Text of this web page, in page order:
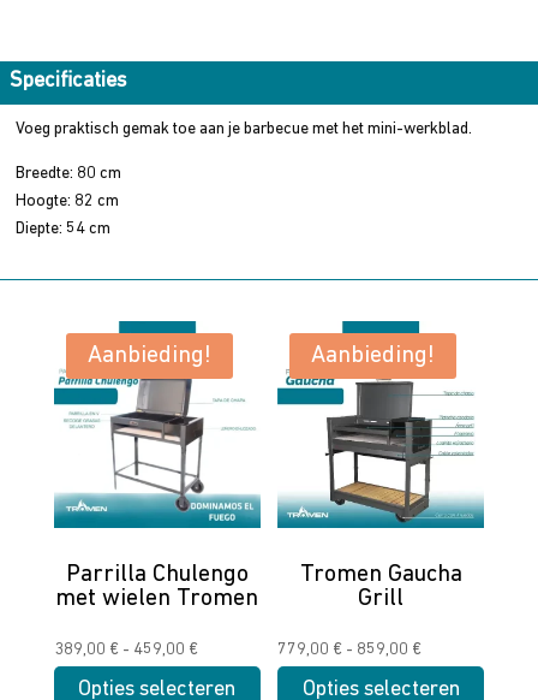
Specificaties
Voeg praktisch gemak toe aan je barbecue met het mini-werkblad.
Breedte: 80 cm
Hoogte: 82 cm
Diepte: 54 cm
Aanbieding!
Parrilla Chulengo
met wielen Tromen
389,00 € - 459,00 €Prijsklasse:
Opties selecteren
Aanbieding!
Tromen Gaucha
Grill
779,00 € - 859,00 €
Opties selecteren